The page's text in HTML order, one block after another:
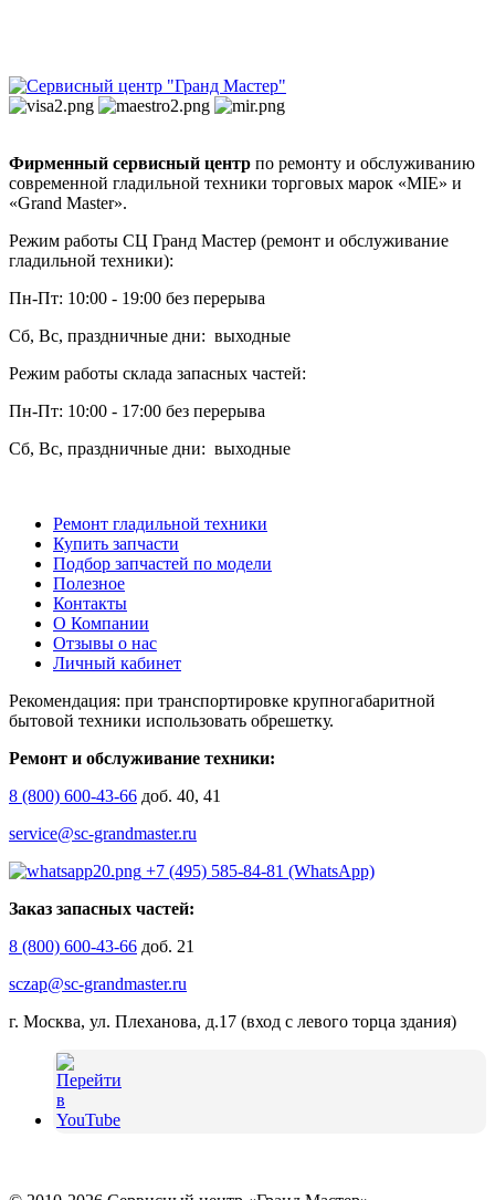
Фирменный сервисный центр по ремонту и обслуживанию
современной гладильной техники торговых марок «MIE» и
«Grand Master».
Режим работы СЦ Гранд Мастер (ремонт и обслуживание
гладильной техники):
Пн-Пт: 10:00 - 19:00 без перерыва
Сб, Вс, праздничные дни: выходные
Режим работы склада запасных частей:
Пн-Пт: 10:00 - 17:00 без перерыва
Сб, Вс, праздничные дни: выходные
Ремонт гладильной техники
Купить запчасти
Подбор запчастей по модели
Полезное
Контакты
О Компании
Отзывы о нас
Личный кабинет
Рекомендация: при транспортировке крупногабаритной
бытовой техники использовать обрешетку.
Ремонт и обслуживание техники:
8 (800) 600-43-66 доб. 40, 41
service@sc-grandmaster.ru
+7 (495) 585-84-81 (WhatsApp)
Заказ запасных частей:
8 (800) 600-43-66 доб. 21
sczap@sc-grandmaster.ru
г. Москва, ул. Плеханова, д.17 (вход с левого торца здания)